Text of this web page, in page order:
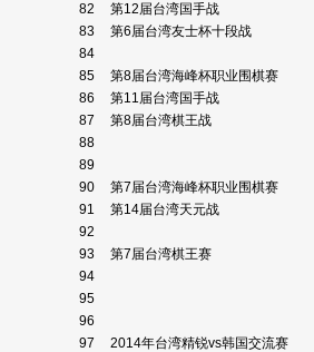
82
第12届台湾国手战
83
第6届台湾友士杯十段战
84
85
第8届台湾海峰杯职业围棋赛
86
第11届台湾国手战
87
第8届台湾棋王战
88
89
90
第7届台湾海峰杯职业围棋赛
91
第14届台湾天元战
92
93
第7届台湾棋王赛
94
95
96
97
2014年台湾精锐vs韩国交流赛